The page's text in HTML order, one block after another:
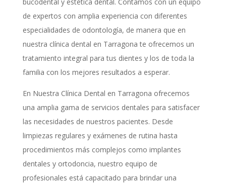
de expertos con amplia experiencia con diferentes
especialidades de odontología, de manera que en
nuestra clínica dental en Tarragona te ofrecemos un
tratamiento integral para tus dientes y los de toda la
familia con los mejores resultados a esperar.
En Nuestra Clínica Dental en Tarragona ofrecemos
una amplia gama de servicios dentales para satisfacer
las necesidades de nuestros pacientes. Desde
limpiezas regulares y exámenes de rutina hasta
procedimientos más complejos como implantes
dentales y ortodoncia, nuestro equipo de
profesionales está capacitado para brindar una